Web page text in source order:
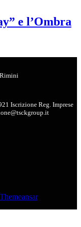
e l’Ombra
Rimini
Iscrizione Reg. Imprese
Themeansar.